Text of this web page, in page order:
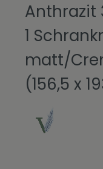
Anthrazit
1
matt/
(156,5 x